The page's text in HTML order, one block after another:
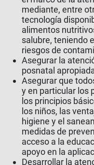
mediante, entre
tecnología
alimentos
salubre, teniendo
riesgos de
Asegurar la
posnatal
Asegurar que
y en particular los
los principios
los niños, las
higiene y el
medidas de
acceso a la
apoyo en la
Desarrollar la